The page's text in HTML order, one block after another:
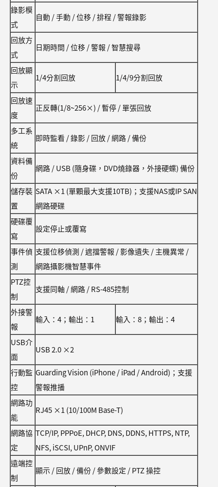
錄影模
式
自動 / 手動 / 位移 / 排程 / 警報錄影
回放方
式
日期時間 / 位移 / 警報 / 智慧搜尋
回放顯
示
1/4分割回放 1/4/9分割回放
回放速
度
正反轉(1/8~256×) / 暫停 / 單張回放
多工系
統
即時監看 / 錄影 / 回放 / 網路 / 備份
資料備
份
網路 / USB (隨身碟，DVD燒錄器，外接硬蝶) 備份
儲存裝
置
SATA ×1 (單顆最大支援10TB)；支援NAS或IP SAN
網路硬碟
硬碟覆
寫
設定停止或覆寫
事件偵
測
支援位移偵測 / 遮擋警報 / 影像遺失 / 主機異常 /
網路攝影機智慧事件
PTZ控
制
支援同軸 / 網路 / RS-485控制
外接警
報
輸入：4；輸出：1 輸入：8；輸出：4
USB介
面
USB 2.0 ×2
行動監
控
Guarding Vision (iPhone / iPad / Android)；支援
警報推播
網路功
能
RJ45 ×1 (10/100M Base-T)
網路協
定
TCP/IP, PPPoE, DHCP, DNS, DDNS, HTTPS, NTP,
NFS, iSCSI, UPnP, ONVIF
遠端控
制
顯示 / 回放 / 備份 / 參數設定 / PTZ 操控